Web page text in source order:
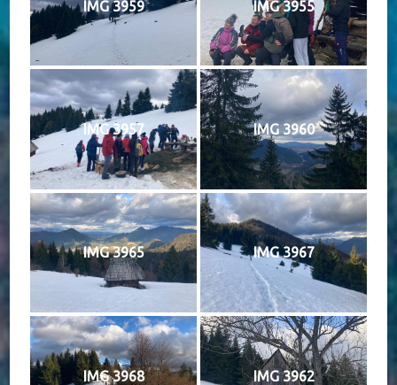
IMG 3959 IMG 3955
IMG 3957 IMG 3960
IMG 3965 IMG 3967
IMG 3968 IMG 3962